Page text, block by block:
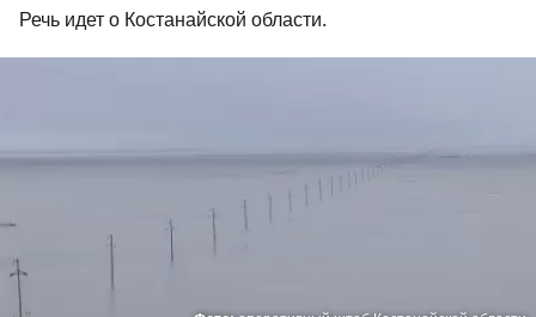
Речь идет о Костанайской области.